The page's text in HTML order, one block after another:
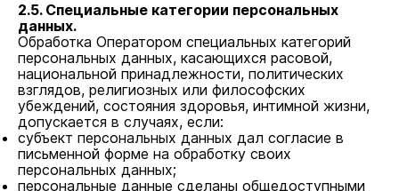
2.5. Специальные категории персональных
данных.
Обработка Оператором специальных категорий
персональных данных, касающихся расовой,
национальной принадлежности, политических
взглядов, религиозных или философских
убеждений, состояния здоровья, интимной жизни,
допускается в случаях, если:
субъект персональных данных дал согласие в
письменной форме на обработку своих
персональных данных;
персональные данные сделаны общедоступными